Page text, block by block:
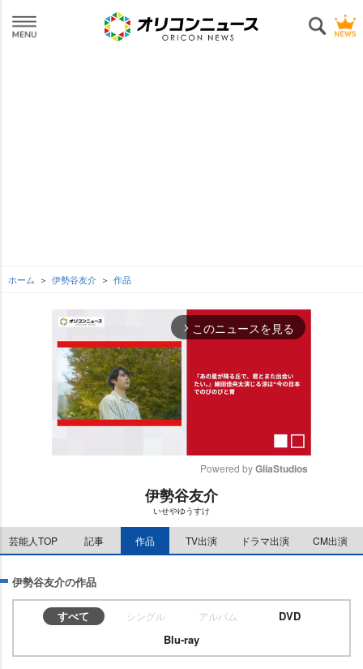
ホーム 伊勢谷友介 作品
arrow_forward_ios このニュースを見る
e
Powered by GliaStudios
伊勢谷友介
いせやゆうすけ
芸能人TOP 記事 作品 TV出演 ドラマ出演 CM出演
伊勢谷友介の作品
すべて シングル アルバム
DVD
Blu-ray